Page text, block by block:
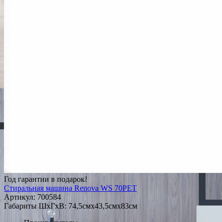
Год гарантии в подарок!
Стиральная машина Renova WS 70PET
Артикул: 700584
Габариты ШxГxВ: 74,5смx43,5смx83см